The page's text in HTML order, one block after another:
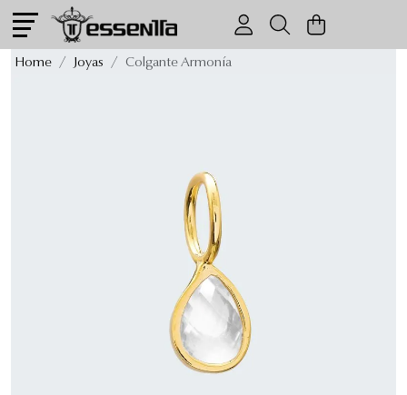
Colgante Armonía
Home Joyas Colgante Armonía